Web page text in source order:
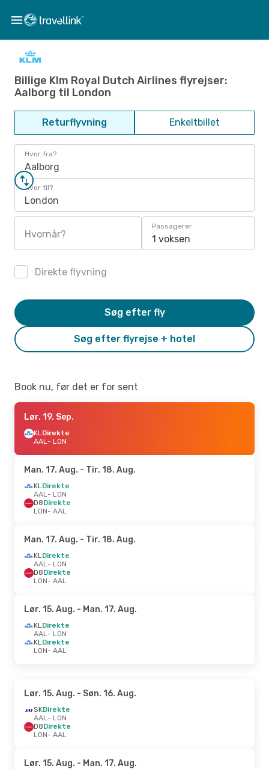
Billige Klm Royal Dutch Airlines flyrejser:
Aalborg til London
Returflyvning Enkeltbillet
Hvor fra?
Aalborg
Hvor til?
London
Hvornår?
Passagerer
1 voksen
Direkte flyvning
Søg efter flyrejse + hotel
Søg efter fly
Book nu, før det er for sent
Lør. 19. Sep.
KLDirekte
AAL- LON
Man. 17. Aug. - Tir. 18. Aug.
KLDirekte
AAL- LON
D8Direkte
LON- AAL
Man. 17. Aug. - Tir. 18. Aug.
KLDirekte
AAL- LON
D8Direkte
LON- AAL
Lør. 15. Aug. - Man. 17. Aug.
KLDirekte
AAL- LON
KLDirekte
LON- AAL
Lør. 15. Aug. - Søn. 16. Aug.
SKDirekte
AAL- LON
D8Direkte
LON- AAL
Lør. 15. Aug. - Man. 17. Aug.